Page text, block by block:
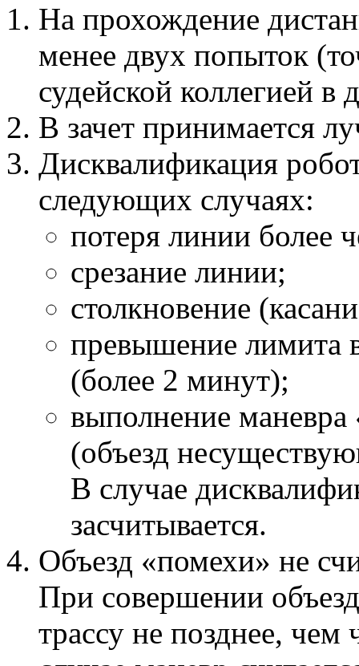
На прохождение
менее двух попыток
судейской коллегией в
В зачет принимается
Дисквалификация
следующих случаях:
потеря линии более
срезание линии;
столкновение
превышение лимита
(более 2 минут);
выполнение маневра
(объезд
В случае
засчитывается.
Объезд «помехи» не
При совершении
трассу не позднее,